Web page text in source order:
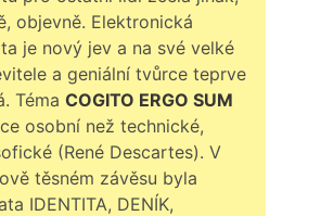
objevně. Elektronická
je nový jev a na své velké
a geniální tvůrce teprve
TémaCOGITO ERGO SUM
osobní než technické,
(René Descartes). V
těsném závěsu byla
IDENTITA, DENÍK,